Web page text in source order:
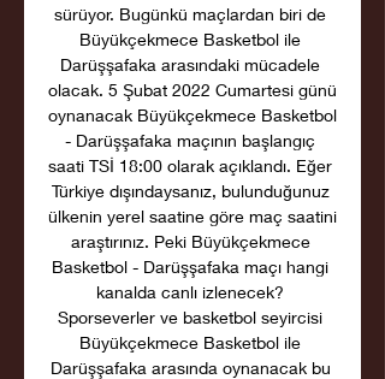
sürüyor. Bugünkü maçlardan biri de
Büyükçekmece Basketbol ile
Darüşşafaka arasındaki mücadele
olacak. 5 Şubat 2022 Cumartesi günü
oynanacak Büyükçekmece Basketbol
- Darüşşafaka maçının başlangıç
saati TSİ 18:00 olarak açıklandı. Eğer
Türkiye dışındaysanız, bulunduğunuz
ülkenin yerel saatine göre maç saatini
araştırınız. Peki Büyükçekmece
Basketbol - Darüşşafaka maçı hangi
kanalda canlı izlenecek?
Sporseverler ve basketbol seyircisi
Büyükçekmece Basketbol ile
Darüşşafaka arasında oynanacak bu